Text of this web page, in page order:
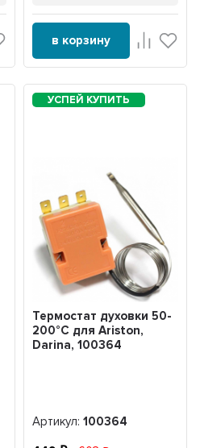
в корзину
Термостат духовки 50-
200°С для Ariston,
Darina, 100364
Артикул: 100364